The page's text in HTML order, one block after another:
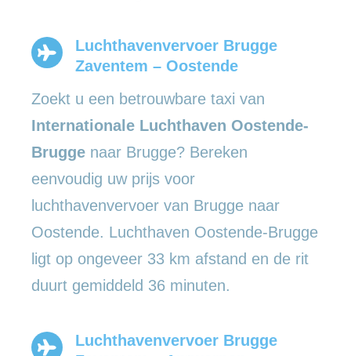
Luchthavenvervoer Brugge
Zaventem – Oostende
Zoekt u een betrouwbare taxi van
Internationale Luchthaven Oostende-
Brugge naar Brugge? Bereken
eenvoudig uw prijs voor
luchthavenvervoer van Brugge naar
Oostende. Luchthaven Oostende-Brugge
ligt op ongeveer 33 km afstand en de rit
duurt gemiddeld 36 minuten.
Luchthavenvervoer Brugge